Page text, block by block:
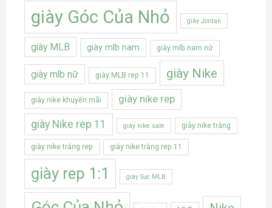
giày Góc Của Nhỏ
giày Jordan
giày MLB giày mlb nam giày mlb nam nữ
giày mlb nữ giày MLB rep 11 giày Nike
giày nike khuyến mãi giày nike rep
giày Nike rep 11 giày nike sale giày nike trắng
giày nike trắng rep giày nike trắng rep 11
giày rep 1:1 giày Sục MLB